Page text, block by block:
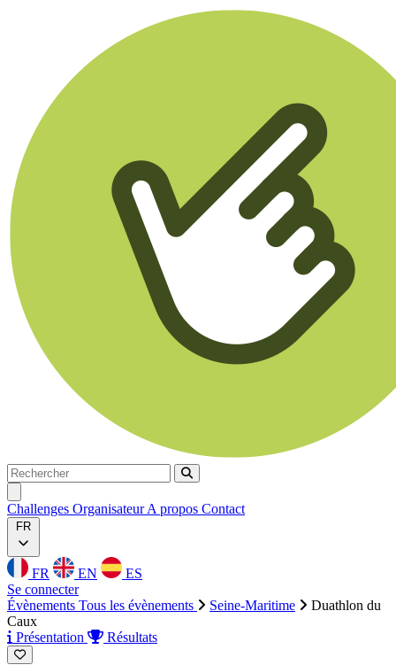
Rechercher
Rechercher
Challenges OrganisateurA propos Contact
FR
FR EN
ES
Se connecter
Évènements Tous les évènements Seine-Maritime
Duathlon du
Caux
Présentation
Résultats